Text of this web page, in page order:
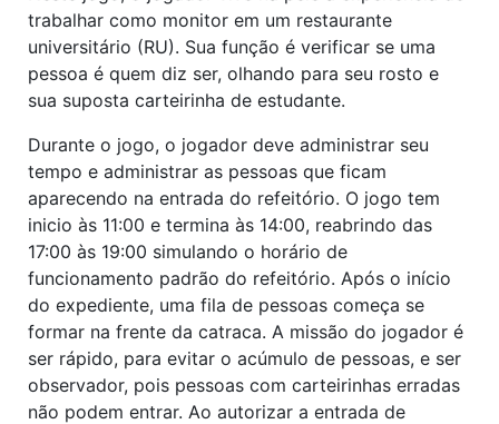
trabalhar como monitor em um restaurante
universitário (RU). Sua função é verificar se uma
pessoa é quem diz ser, olhando para seu rosto e
sua suposta carteirinha de estudante.
Durante o jogo, o jogador deve administrar seu
tempo e administrar as pessoas que ficam
aparecendo na entrada do refeitório. O jogo tem
inicio às 11:00 e termina às 14:00, reabrindo das
17:00 às 19:00 simulando o horário de
funcionamento padrão do refeitório. Após o início
do expediente, uma fila de pessoas começa se
formar na frente da catraca. A missão do jogador é
ser rápido, para evitar o acúmulo de pessoas, e ser
observador, pois pessoas com carteirinhas erradas
não podem entrar. Ao autorizar a entrada de